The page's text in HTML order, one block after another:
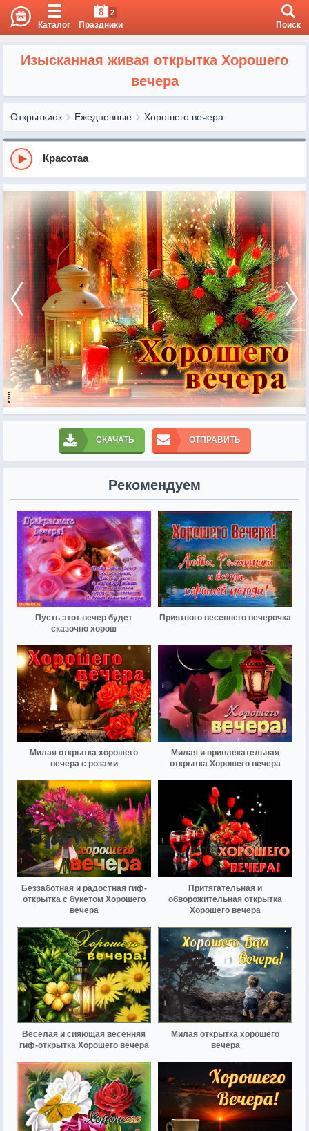
Каталог
8 2
Праздники Поиск
Изысканная живая открытка Хорошего
вечера
Открыткиок Ежедневные Хорошего вечера
Красотаа
СКАЧАТЬ ОТПРАВИТЬ
Рекомендуем
Пусть этот вечер будет
сказочно хорош
Приятного весеннего вечерочка
Милая открытка хорошего
вечера с розами
Милая и привлекательная
открытка Хорошего вечера
Беззаботная и радостная гиф-
открытка с букетом Хорошего
вечера
Притягательная и
обворожительная открытка
Хорошего вечера
Веселая и сияющая весенняя
гиф-открытка Хорошего вечера
Милая открытка хорошего
вечера